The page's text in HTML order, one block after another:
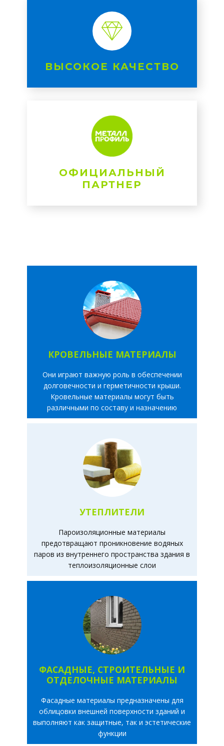
ВЫСОКОЕ КАЧЕСТВО
ОФИЦИАЛЬНЫЙ
ПАРТНЕР
КРОВЕЛЬНЫЕ МАТЕРИАЛЫ
Они играют важную роль в обеспечении
долговечности и герметичности крыши.
Кровельные материалы могут быть
различными по составу и назначению
УТЕПЛИТЕЛИ
Пароизоляционные материалы
предотвращают проникновение водяных
паров из внутреннего пространства здания в
теплоизоляционные слои
ФАСАДНЫЕ, СТРОИТЕЛЬНЫЕ И
ОТДЕЛОЧНЫЕ МАТЕРИАЛЫ
Фасадные материалы предназначены для
облицовки внешней поверхности зданий и
выполняют как защитные, так и эстетические
функции